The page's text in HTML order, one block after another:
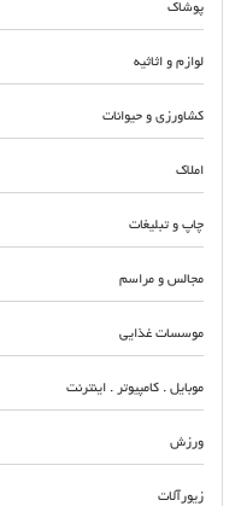
پوشاک
لوازم و اثاثیه
کشاورزی و حیوانات
املاک
چاپ و تبلیغات
مجالس و مراسم
موسسات غذایی
موبایل . کامپیوتر . اینترنت
ورزش
زیورآلات